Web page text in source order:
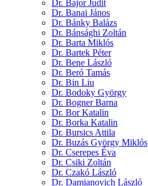
Dr. Bajor Judit
Dr. Banai János
Dr. Bánky Balázs
Dr. Bánsághi Zoltán
Dr. Barta Miklós
Dr. Bartek Péter
Dr. Bene László
Dr. Beró Tamás
Dr. Bin Liu
Dr. Bodoky György
Dr. Bogner Barna
Dr. Bor Katalin
Dr. Borka Katalin
Dr. Bursics Attila
Dr. Buzás György Miklós
Dr. Cserepes Éva
Dr. Csiki Zoltán
Dr. Czakó László
Dr. Damjanovich László